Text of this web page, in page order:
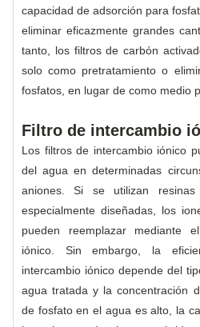
capacidad de adsorción para
eliminar eficazmente grandes
tanto, los filtros de carbón
solo como pretratamiento o
fosfatos, en lugar de como medio
Filtro de intercambio
Los filtros de intercambio iónico
del agua en determinadas
aniones. Si se utilizan resinas
especialmente diseñadas, los
pueden reemplazar mediante
iónico. Sin embargo, la
intercambio iónico depende del
agua tratada y la concentración
de fosfato en el agua es alto, la